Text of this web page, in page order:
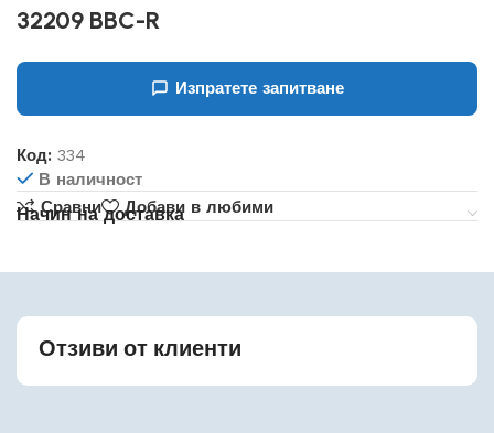
32209 BBC-R
Изпратете запитване
Код:334
В наличност
Сравни
Добави в любими
Начин на доставка
Отзиви от клиенти